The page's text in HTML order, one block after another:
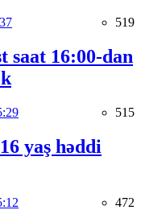
519
saat 16:00-dan
515
yaş həddi
472